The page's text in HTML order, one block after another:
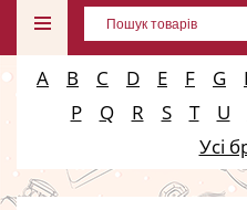
A B C D E F G
P
Q R S T U
Усі